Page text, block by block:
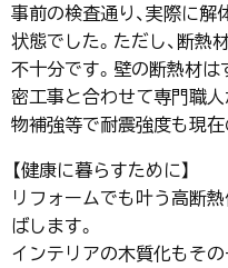
事前の検査通り、実際に解
状態でした。ただし、断
不十分です。壁の断熱材
密工事と合わせて専門職
物補強等で耐震強度も現
【健康に暮らすために】
リフォームでも叶う高断
ばします。
インテリアの木質化もそ